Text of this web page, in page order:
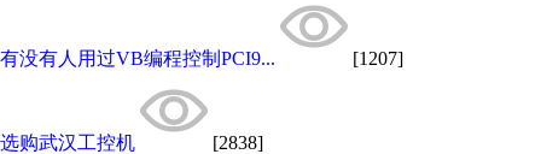
有没有人用过VB编程控制PCI9... [1207]
选购武汉工控机 [2838]